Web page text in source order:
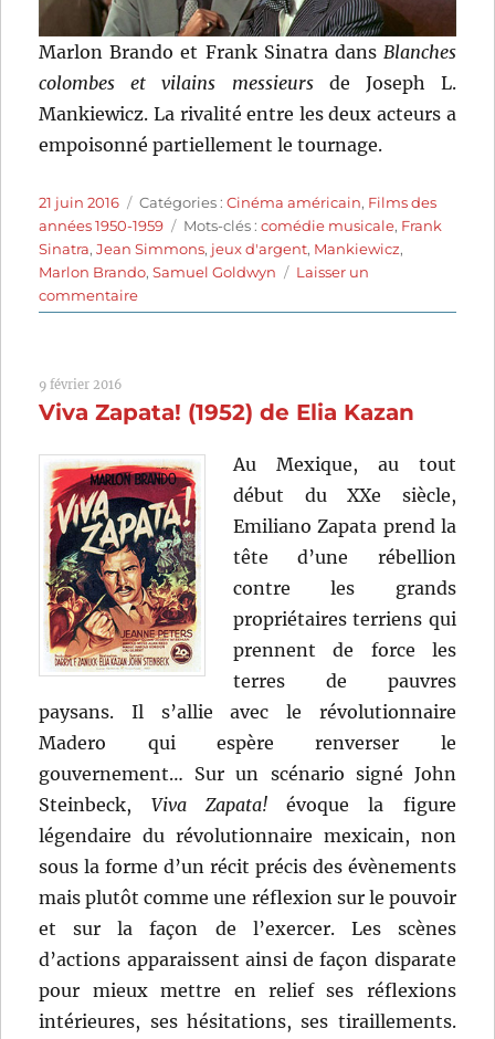
Marlon Brando et Frank Sinatra dans Blanches
colombes et vilains messieursde Joseph L.
Mankiewicz. La rivalité entre les deux acteurs a
empoisonné partiellement le tournage.
Publié
le
21 juin 2016 Catégories
Catégories :Cinéma américain, Films des
années 1950-1959
Étiquettes
Mots-clés :comédie musicale, Frank
Sinatra,Jean Simmons, jeux d'argent, Mankiewicz,
Marlon Brando,Samuel Goldwyn
Laisser un
commentairesur
Blanches
messieurs
de
Joseph
L.
Mankiewicz
9 février 2016
Viva Zapata! (1952) de Elia Kazan
Au Mexique, au tout
début du XXe siècle,
Emiliano Zapata prend la
tête d’une rébellion
contre les grands
propriétaires terriens qui
prennent de force les
terres de pauvres
paysans. Il s’allie avec le révolutionnaire
Madero qui espère renverser le
gouvernement… Sur un scénario signé John
Steinbeck, Viva Zapata!évoque la figure
légendaire du révolutionnaire mexicain, non
sous la forme d’un récit précis des évènements
mais plutôt comme une réflexion sur le pouvoir
et sur la façon de l’exercer. Les scènes
d’actions apparaissent ainsi de façon disparate
pour mieux mettre en relief ses réflexions
intérieures, ses hésitations, ses tiraillements.